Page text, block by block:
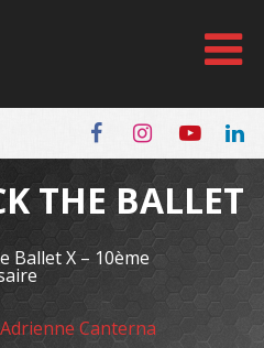
THE BALLET
Ballet X – 10ème
Adrienne Canterna